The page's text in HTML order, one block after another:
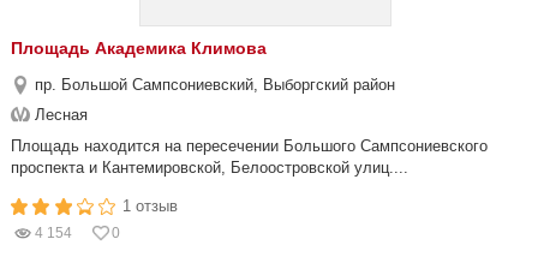
Площадь Академика Климова
пр. Большой Сампсониевский, Выборгский район
Лесная
Площадь находится на пересечении Большого Сампсониевского
проспекта и Кантемировской, Белоостровской улиц....
1 отзыв
4 154 0